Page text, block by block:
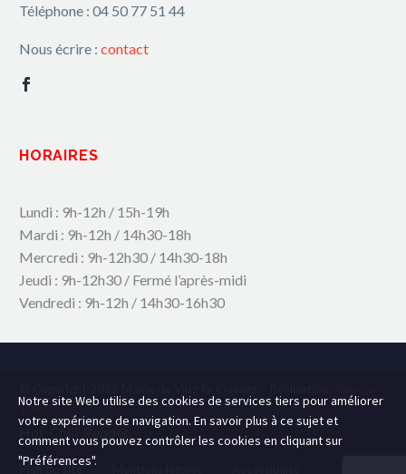
Téléphone : 04 50 77 51 44
Nous écrire : contact
HORAIRES
Lundi : 9h-12h / 15h-19h
Mardi : 9h-12h / 14h30-18h
Mercredi : 9h-12h30 / 14h30-18h
Jeudi : 9h-12h30 / Fermé l’après-midi
Vendredi : 9h-12h / 14h30-16h30
109.C
Hot-Chili_Pepper
Plan du site
Notre site Web utilise des cookies de services tiers pour améliorer
votre expérience de navigation. En savoir plus à ce sujet et
comment vous pouvez contrôler les cookies en cliquant sur
"Préférences".